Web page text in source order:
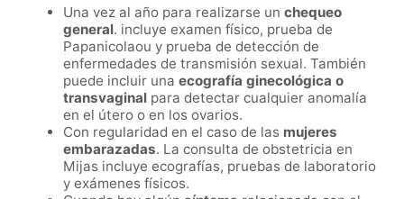
Una vez al año para realizarse un chequeo
general. incluye examen físico, prueba de
Papanicolaou y prueba de detección de
enfermedades de transmisión sexual. También
puede incluir una ecografía ginecológica o
transvaginal para detectar cualquier anomalía
en el útero o en los ovarios.
Con regularidad en el caso de las mujeres
embarazadas. La consulta de obstetricia en
Mijas incluye ecografías, pruebas de laboratorio
y exámenes físicos.